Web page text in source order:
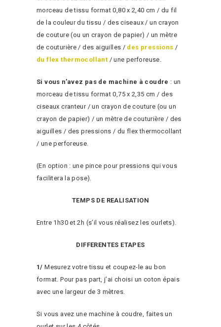
morceau de tissu format 0,80 x 2,40 cm / du fil
de la couleur du tissu / des ciseaux / un crayon
de couture (ou un crayon de papier) / un mètre
de couturière / des aiguilles / des pressions /
du flex thermocollant / une perforeuse.
Si vous n’avez pas de machine à coudre : un
morceau de tissu format 0,75 x 2,35 cm / des
ciseaux cranteur / un crayon de couture (ou un
crayon de papier) / un mètre de couturière / des
aiguilles / des pressions / du flex thermocollant
/ une perforeuse.
(En option : une pince pour pressions qui vous
facilitera la pose).
TEMPS DE REALISATION
Entre 1h30 et 2h (s’il vous réalisez les ourlets).
DIFFERENTES ETAPES
1/ Mesurez votre tissu et coupez-le au bon
format. Pour pas part, j’ai choisi un coton épais
avec une largeur de 3 mètres.
Si vous avez une machine à coudre, faites un